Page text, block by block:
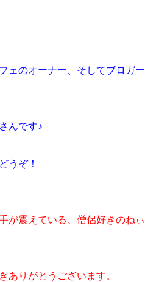
ェのオーナー、そしてブロガー
んです♪
うぞ！
が震えている、僧侶好きのねぃ
りがとうございます。